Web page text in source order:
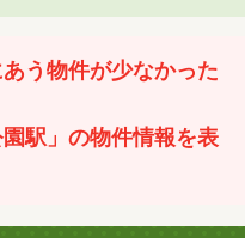
う物件が少なかった
駅」の物件情報を表